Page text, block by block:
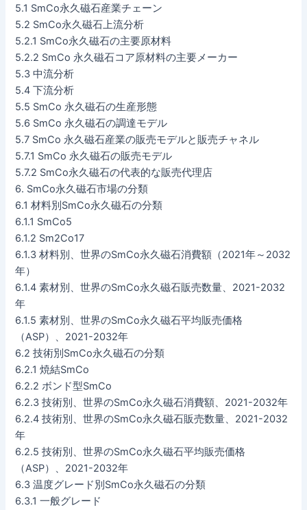
5.1 SmCo永久磁石産業チェーン
5.2 SmCo永久磁石上流分析
5.2.1 SmCo永久磁石の主要原材料
5.2.2 SmCo 永久磁石コア原材料の主要メーカー
5.3 中流分析
5.4 下流分析
5.5 SmCo 永久磁石の生産形態
5.6 SmCo 永久磁石の調達モデル
5.7 SmCo 永久磁石産業の販売モデルと販売チャネル
5.7.1 SmCo 永久磁石の販売モデル
5.7.2 SmCo永久磁石の代表的な販売代理店
6. SmCo永久磁石市場の分類
6.1 材料別SmCo永久磁石の分類
6.1.1 SmCo5
6.1.2 Sm2Co17
6.1.3 材料別、世界のSmCo永久磁石消費額（2021年～2032
年）
6.1.4 素材別、世界のSmCo永久磁石販売数量、2021-2032
年
6.1.5 素材別、世界のSmCo永久磁石平均販売価格
（ASP）、2021-2032年
6.2 技術別SmCo永久磁石の分類
6.2.1 焼結SmCo
6.2.2 ボンド型SmCo
6.2.3 技術別、世界のSmCo永久磁石消費額、2021-2032年
6.2.4 技術別、世界のSmCo永久磁石販売数量、2021-2032
年
6.2.5 技術別、世界のSmCo永久磁石平均販売価格
（ASP）、2021-2032年
6.3 温度グレード別SmCo永久磁石の分類
6.3.1 一般グレード